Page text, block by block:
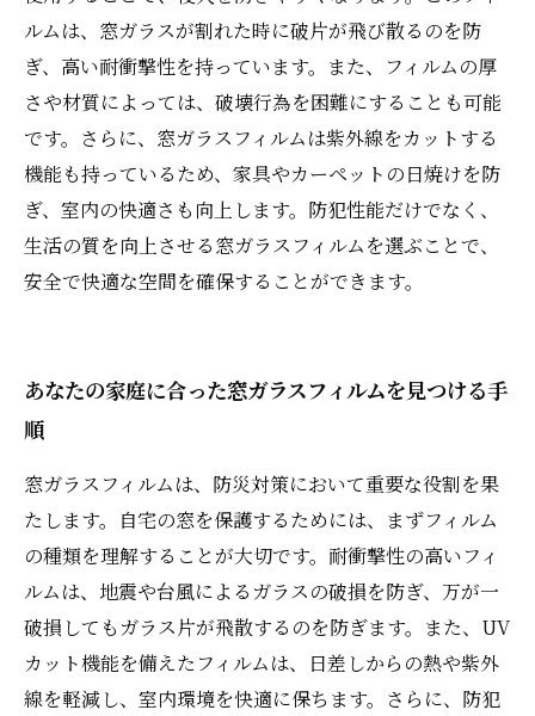
ルムは、窓ガラスが割れた時に破片が飛び散るのを防
ぎ、高い耐衝撃性を持っています。また、フィルムの厚
さや材質によっては、破壊行為を困難にすることも可能
です。さらに、窓ガラスフィルムは紫外線をカットする
機能も持っているため、家具やカーペットの日焼けを防
ぎ、室内の快適さも向上します。防犯性能だけでなく、
生活の質を向上させる窓ガラスフィルムを選ぶことで、
安全で快適な空間を確保することができます。
あなたの家庭に合った窓ガラスフィルムを見つける手
順
窓ガラスフィルムは、防災対策において重要な役割を果
たします。自宅の窓を保護するためには、まずフィルム
の種類を理解することが大切です。耐衝撃性の高いフィ
ルムは、地震や台風によるガラスの破損を防ぎ、万が一
破損してもガラス片が飛散するのを防ぎます。また、UV
カット機能を備えたフィルムは、日差しからの熱や紫外
線を軽減し、室内環境を快適に保ちます。さらに、防犯